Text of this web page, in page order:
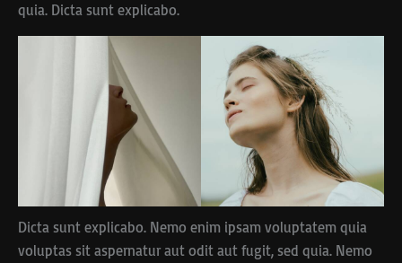
quia. Dicta sunt explicabo.
Dicta sunt explicabo. Nemo enim ipsam voluptatem quia
voluptas sit aspernatur aut odit aut fugit, sed quia. Nemo